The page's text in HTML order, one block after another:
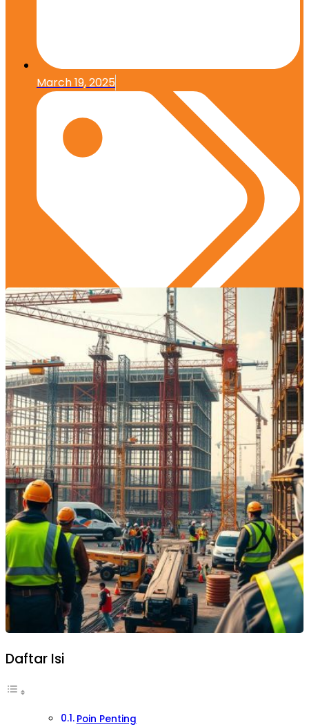
March 19, 2025
Desain dan Arsitektur ,Edukasi Konstruksi
Praktik
Terbaik,Regulasi dan Standar
Daftar Isi
Poin Penting